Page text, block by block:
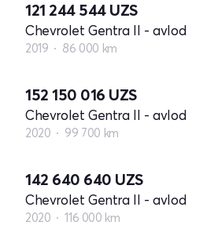
121 244 544 UZS
Chevrolet Gentra II - avlod
2019 86 000 km
152 150 016 UZS
Chevrolet Gentra II - avlod
2020 99 700 km
142 640 640 UZS
Chevrolet Gentra II - avlod
2020 116 000 km